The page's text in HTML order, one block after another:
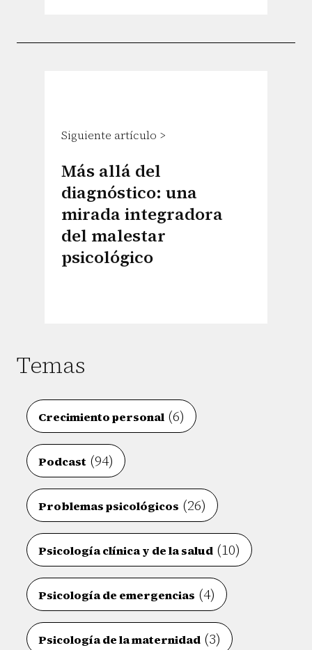
Siguiente artículo >
Más allá del
diagnóstico: una
mirada integradora
del malestar
psicológico
Temas
Crecimiento personal (6)
Podcast (94)
Problemas psicológicos (26)
Psicología clínica y de la salud (10)
Psicología de emergencias (4)
Psicología de la maternidad (3)